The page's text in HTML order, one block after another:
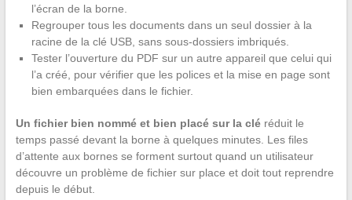
l’écran de la borne.
Regrouper tous les documents dans un seul dossier à la
racine de la clé USB, sans sous-dossiers imbriqués.
Tester l’ouverture du PDF sur un autre appareil que celui qui
l’a créé, pour vérifier que les polices et la mise en page sont
bien embarquées dans le fichier.
Un fichier bien nommé et bien placé sur la cléréduit le
temps passé devant la borne à quelques minutes. Les files
d’attente aux bornes se forment surtout quand un utilisateur
découvre un problème de fichier sur place et doit tout reprendre
depuis le début.